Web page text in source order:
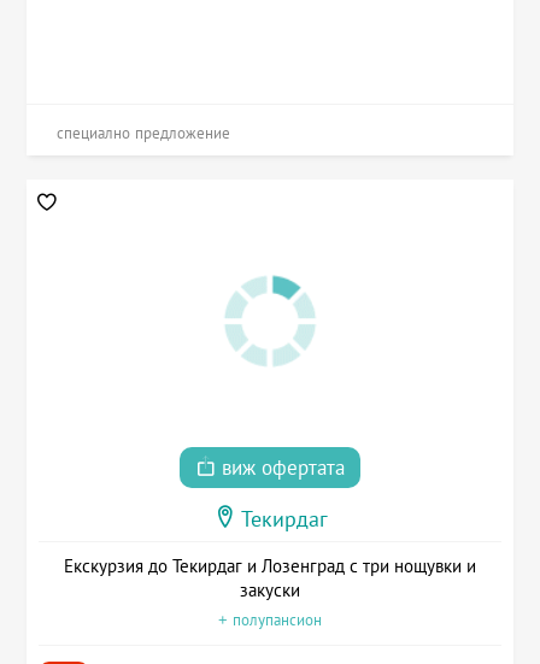
специално предложение
виж офертата
Текирдаг
Екскурзия до Текирдаг и Лозенград с три нощувки и
закуски
+ полупансион